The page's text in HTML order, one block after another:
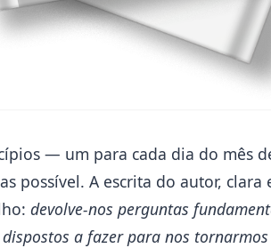
— um para cada dia do mês
possível. A escrita do autor, clara
devolve-nos perguntas
a fazer para nos